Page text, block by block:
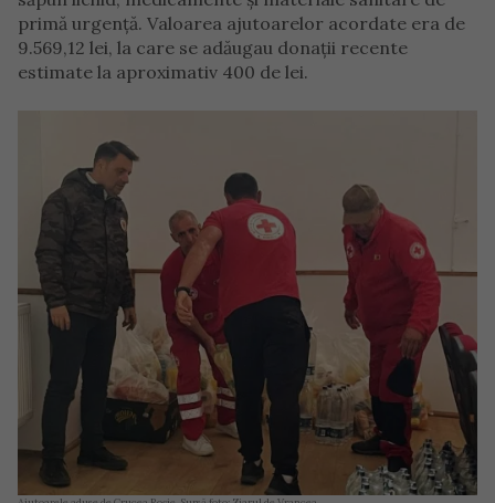
primă urgență. Valoarea ajutoarelor acordate era de
9.569,12 lei, la care se adăugau donații recente
estimate la aproximativ 400 de lei.